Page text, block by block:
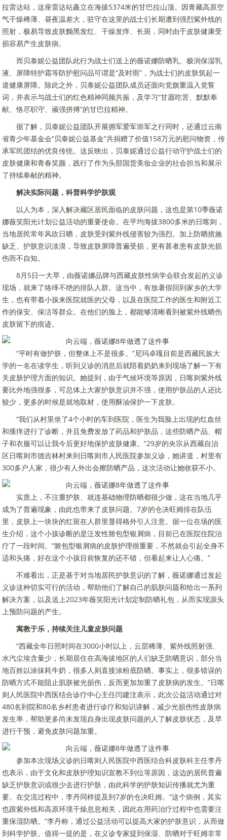
拉雷达站，这座雷达站矗立在海拔5374米的甘巴拉山顶。因青藏高原空
气干燥稀薄、昼夜温差大，驻守在这里的战士们长期遭到强烈紫外线的
照射，极易导致皮肤黝黑发红、干燥发痒、长斑，同时由于皮肤健康受
损容易产生皮肤病。
而贝泰妮公益团队此行为战士们送上的薇诺娜防晒乳、极润保湿乳
液、屏障特护霜等防护慰问品可谓是“及时雨”，为战士们的皮肤筑起一
道健康屏障。除此之外，贝泰妮公益团队成员还面向党旗重温入党誓
词，并表示与战士们的红色精神同频共振，及学习“甘愿吃苦、默默奉
献、恪尽职守、顽强拼搏”的甘巴拉精神。
据了解，贝泰妮公益团队开展拥军爱军崇军之行同时，还通过云南
省青少年基金会“贝泰妮公益基金”共捐赠了价值158万元的慰问物资，传
承军民团结的优良传统。这反映出，贝泰妮通过公益行动守护战士们的
皮肤健康和青春笑颜，践行了作为头部国货美妆企业的社会担当和展示
了持续奉献的精神。
解决实际问题，科普科学护肤观
以人为本，深入解决藏区居民面临的皮肤问题，这也是第10季薇诺
娜薇笑阳光计划公益活动的重要使命。在平均海拔3800多米的日喀则，
当地居民常年风吹日晒，皮肤受到紫外线侵害较为强烈。加上防晒措施
缺乏、护肤意识淡漠，导致皮肤屏障普遍受损，更有甚者患有皮肤光损
伤而不自知。
8月5日一大早，由薇诺娜品牌与西藏皮肤性病学会联合发起的义诊
现场，就来了络绎不绝的排队人群。这当中，有放暑假回到家乡的大学
生，也有带着小孩来医院就医的父母，以及在医院工作的医生和附近工
作的保安、保洁等群众。在他们的脸上，都能够清晰看到被紫外线晒伤
皮肤留下的痕迹。
“平时有做护肤，但整体上不是很多。”尼玛卓嘎目前是西藏民族大
学的一名在读学生，听到义诊的消息后就陪着奶奶来到现场了解一下有
关皮肤护理方面的知识。她提到，由于气候环境等原因，日喀则紫外线
要比外地强很多，可总体上大家护肤意识并不强，使用护肤品的人还比
较少，更多的时候是就地取材，使用酥油保护一下皮肤。
“我们从村里坐了4个小时的车到医院，医生为我脸上出现的红血丝
和瘙痒进行了诊断，并且免费发放了药品和护肤品，这些防晒产品、帽
子和衣服可以让我今后更好地保护皮肤健康。”29岁的央宗从西藏自治
区日喀则市德吉林村来到日喀则市人民医院参加义诊，她讲道，村里有
300多户人家，很少有人外出会擦防晒产品，这次活动让她收获不小。
实质上，不注重护肤、就连基础物理防晒都很少做，这在当地几乎
成为了普遍现象，由此也带来了皮肤问题。7岁的仓决旺姆排在队伍
里，皮肤上一块块的红斑在人群里显得格外引人注意。据一位在场的医
生介绍，这个小孩诊断的是泛发性脓包型银屑病，目前已在医院住院治
疗了一段时间。“脓包型银屑病的皮肤护理很重要，不然就会引起全身不
适和头痛，好在这个小孩目前恢复的还不错，但看起来让人心痛。”
不难看出，正是基于对当地居民护肤意识的了解，薇诺娜通过发起
义诊这种切实可行的活动，帮助他们了解自己的肌肤问题和给出一系列
解决方案，以及送上2023年薇笑阳光计划定制防晒礼包，从而实现源头
上预防问题的产生。
寓教于乐，持续关注儿童皮肤问题
“西藏全年日照时间在3000小时以上，云层稀薄、紫外线照射强、
水汽尘埃含量少，长期居住在高海拔地区的人们缺乏防晒意识，部分当
地百姓以涂抹耗牛奶，很多人则直接涂粉底防晒。事实上，很多错误的
防晒方式不能阻止肌肤被光损伤，反而更加加重了皮肤病的发生。”日喀
则人民医院中西医结合诊疗中心主任闫建汶表示，此次公益活动通过对
480名到院和80名乡村患者进行诊疗和知识讲解，减少光损伤性皮肤病
发生率，帮助更多尚未发现自身出现皮肤问题的人了解皮肤状态，及早
进行干预，避免皮肤问题加重。
参加本次现场义诊的日喀则人民医院中西医结合科皮肤科主任李丹
也表示，由于文化和皮肤护理知识宣教不到位等原因，这边的居民普遍
缺乏护肤意识或很少去进行护肤，由此科学的护肤知识传播就尤为重
要。在交流过程中，李丹同样提及到7岁的仓决旺姆。“这个病例，其实
也跟紫外线和高原环境干燥息息相关，因此在用药治疗过程中也需要注
重保湿防晒。”李丹称，通过公益活动可以提高大家的护肤意识，从而做
到科学护肤。值得一提的是，在义诊专家提到保湿、防晒对于旺姆非常